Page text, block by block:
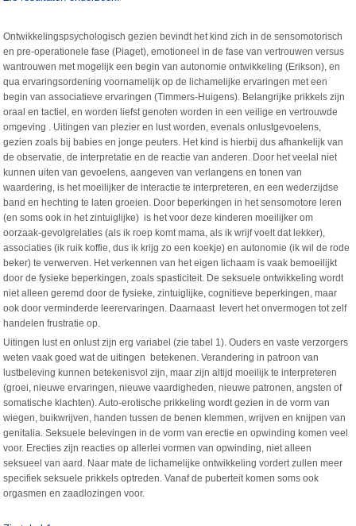
Ontwikkelingspsychologisch gezien bevindt het kind zich in de sensomotorisch
en pre-operationele fase (Piaget), emotioneel in de fase van vertrouwen versus
wantrouwen met mogelijk een begin van autonomie ontwikkeling (Erikson), en
qua ervaringsordening voornamelijk op de lichamelijke ervaringen met een
begin van associatieve ervaringen (Timmers-Huigens). Belangrijke prikkels zijn
oraal en tactiel, en worden liefst genoten worden in een veilige en vertrouwde
omgeving . Uitingen van plezier en lust worden, evenals onlustgevoelens,
gezien zoals bij babies en jonge peuters. Het kind is hierbij dus afhankelijk van
de observatie, de interpretatie en de reactie van anderen. Door het veelal niet
kunnen uiten van gevoelens, aangeven van verlangens en tonen van
waardering, is het moeilijker de interactie te interpreteren, en een wederzijdse
band en hechting te laten groeien. Door beperkingen in het sensomotore leren
(en soms ook in het zintuiglijke) is het voor deze kinderen moeilijker om
oorzaak-gevolgrelaties (als ik roep komt mama, als ik wrijf voelt dat lekker),
associaties (ik ruik koffie, dus ik krijg zo een koekje) en autonomie (ik wil de rode
beker) te verwerven. Het verkennen van het eigen lichaam is vaak bemoeilijkt
door de fysieke beperkingen, zoals spasticiteit. De seksuele ontwikkeling wordt
niet alleen geremd door de fysieke, zintuiglijke, cognitieve beperkingen, maar
ook door verminderde leerervaringen. Daarnaast levert het onvermogen tot zelf
handelen frustratie op.
Uitingen lust en onlust zijn erg variabel (zie tabel 1). Ouders en vaste verzorgers
weten vaak goed wat de uitingen betekenen. Verandering in patroon van
lustbeleving kunnen betekenisvol zijn, maar zijn altijd moeilijk te interpreteren
(groei, nieuwe ervaringen, nieuwe vaardigheden, nieuwe patronen, angsten of
somatische klachten). Auto-erotische prikkeling wordt gezien in de vorm van
wiegen, buikwrijven, handen tussen de benen klemmen, wrijven en knijpen van
genitalia. Seksuele belevingen in de vorm van erectie en opwinding komen veel
voor. Erecties zijn reacties op allerlei vormen van opwinding, niet alleen
seksueel van aard. Naar mate de lichamelijke ontwikkeling vordert zullen meer
specifiek seksuele prikkels optreden. Vanaf de puberteit komen soms ook
orgasmen en zaadlozingen voor.